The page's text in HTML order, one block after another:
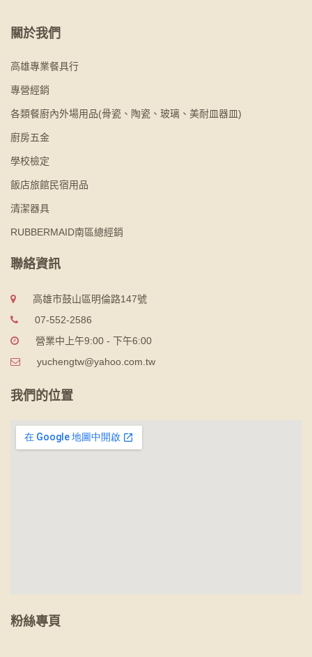
關於我們
高雄專業餐具行
專營經銷
各類餐廚內外場用品(骨瓷、陶瓷、玻璃、美耐皿器皿)
廚房五金
學校檢定
飯店旅館民宿用品
清潔器具
RUBBERMAID南區總經銷
聯絡資訊
高雄市鼓山區明倫路147號
07-552-2586
營業中上午9:00 - 下午6:00
yuchengtw@yahoo.com.tw
我們的位置
粉絲專頁